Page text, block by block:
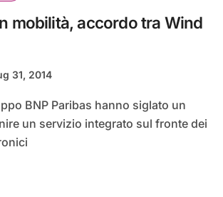
mobilità, accordo tra Wind
31, 2014
un servizio integrato sul fronte dei